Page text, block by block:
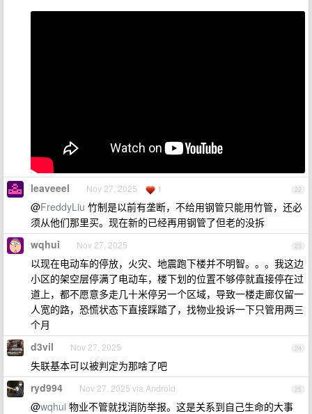
22
leaveeel Nov 27, 2025 1
@FreddyLiu 竹制是以前有垄断，不给用钢管只能用竹管，还必
须从他们那里买。现在新的已经再用钢管了但老的没拆
23
wqhui Nov 27, 2025
以现在电动车的停放，火灾、地震跑下楼并不明智。。。我这边
小区的架空层停满了电动车，楼下划的位置不够停就直接停在过
道上，都不愿意多走几十米停另一个区域，导致一楼走廊仅留一
人宽的路，恐慌状态下直接踩踏了，找物业投诉一下只管用两三
个月
24
d3vil Nov 27, 2025
失联基本可以被判定为那啥了吧
25
ryd994 Nov 27, 2025 via Android
@wqhui 物业不管就找消防举报。这是关系到自己生命的大事